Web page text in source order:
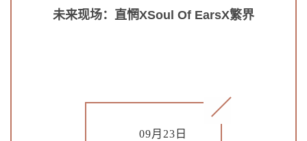
未来现场：直惘XSoul Of EarsX繁界
09月23日